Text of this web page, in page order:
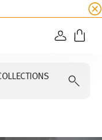
sur toutes